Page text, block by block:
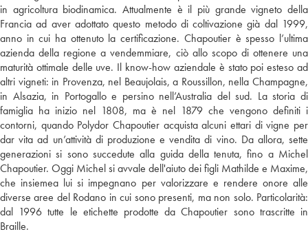
in agricoltura biodinamica. Attualmente è il più grande vigneto della
Francia ad aver adottato questo metodo di coltivazione già dal 1999,
anno in cui ha ottenuto la certificazione. Chapoutier è spesso l’ultima
azienda della regione a vendemmiare, ciò allo scopo di ottenere una
maturità ottimale delle uve. Il know-how aziendale è stato poi esteso ad
altri vigneti: in Provenza, nel Beaujolais, a Roussillon, nella Champagne,
in Alsazia, in Portogallo e persino nell’Australia del sud. La storia di
famiglia ha inizio nel 1808, ma è nel 1879 che vengono definiti i
contorni, quando Polydor Chapoutier acquista alcuni ettari di vigne per
dar vita ad un’attività di produzione e vendita di vino. Da allora, sette
generazioni si sono succedute alla guida della tenuta, fino a Michel
Chapoutier. Oggi Michel si avvale dell'aiuto dei figli Mathilde e Maxime,
che insiemea lui si impegnano per valorizzare e rendere onore alle
diverse aree del Rodano in cui sono presenti, ma non solo. Particolarità:
dal 1996 tutte le etichette prodotte da Chapoutier sono trascritte in
Braille.